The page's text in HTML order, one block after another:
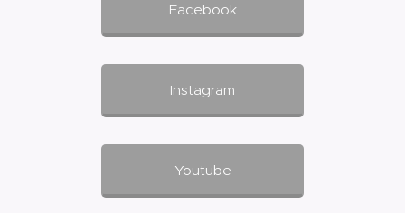
Facebook
Instagram
Youtube